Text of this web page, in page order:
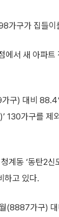
가구가 집들이
서 새 아파
구) 대비
130가구를 제
계동 ‘동탄2
하고 있다.
(8887가구)